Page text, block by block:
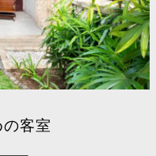
客室